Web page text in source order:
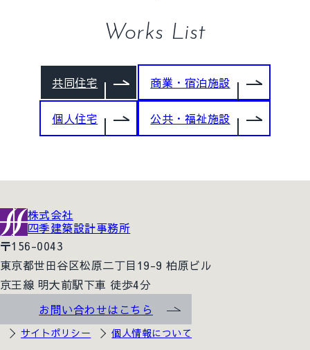
Works List
共同住宅 商業・宿泊施設
個人住宅 公共・福祉施設
株式会社
四季建築設計事務所
〒156-0043
東京都世田谷区松原二丁目19-9 柏原ビル
京王線 明大前駅下車 徒歩4分
お問い合わせはこちら
サイトポリシー
個人情報について